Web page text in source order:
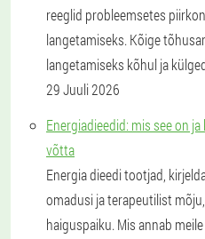
reeglid probleemsetes
langetamiseks. Kõige
langetamiseks kõhul ja
29 Juuli 2026
Energiadieedid: mis see on
võtta
Energia dieedi tootjad,
omadusi ja terapeutilist
haiguspaiku. Mis annab